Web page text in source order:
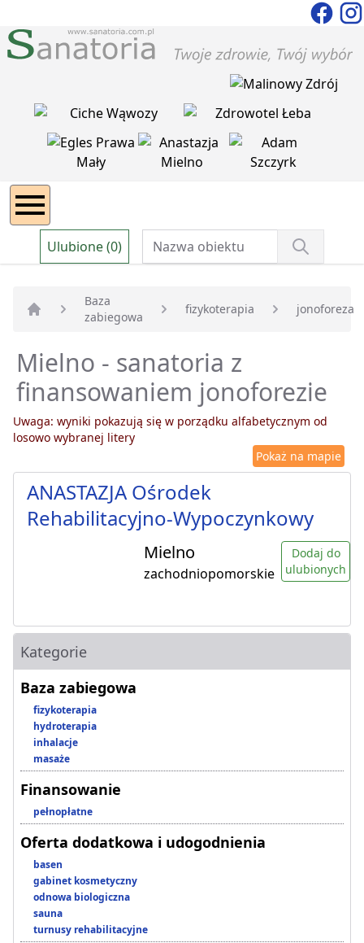
Ulubione (0)
Strona główna
Baza
zabiegowa
fizykoterapia jonoforeza
Mielno - sanatoria z
finansowaniem jonoforezie
Uwaga: wyniki pokazują się w porządku alfabetycznym od
losowo wybranej litery
Pokaż na mapie
ANASTAZJA Ośrodek
Rehabilitacyjno-Wypoczynkowy
Mielno
zachodniopomorskie
Dodaj do
ulubionych
Kategorie
Baza zabiegowa
fizykoterapia
hydroterapia
inhalacje
masaże
Finansowanie
pełnopłatne
Oferta dodatkowa i udogodnienia
basen
gabinet kosmetyczny
odnowa biologiczna
sauna
turnusy rehabilitacyjne